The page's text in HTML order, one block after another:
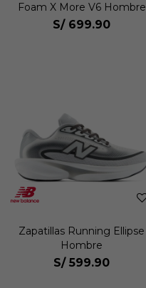
Foam X More V6 Hombre
S/ 699.90
Zapatillas Running Ellipse
Hombre
S/ 599.90